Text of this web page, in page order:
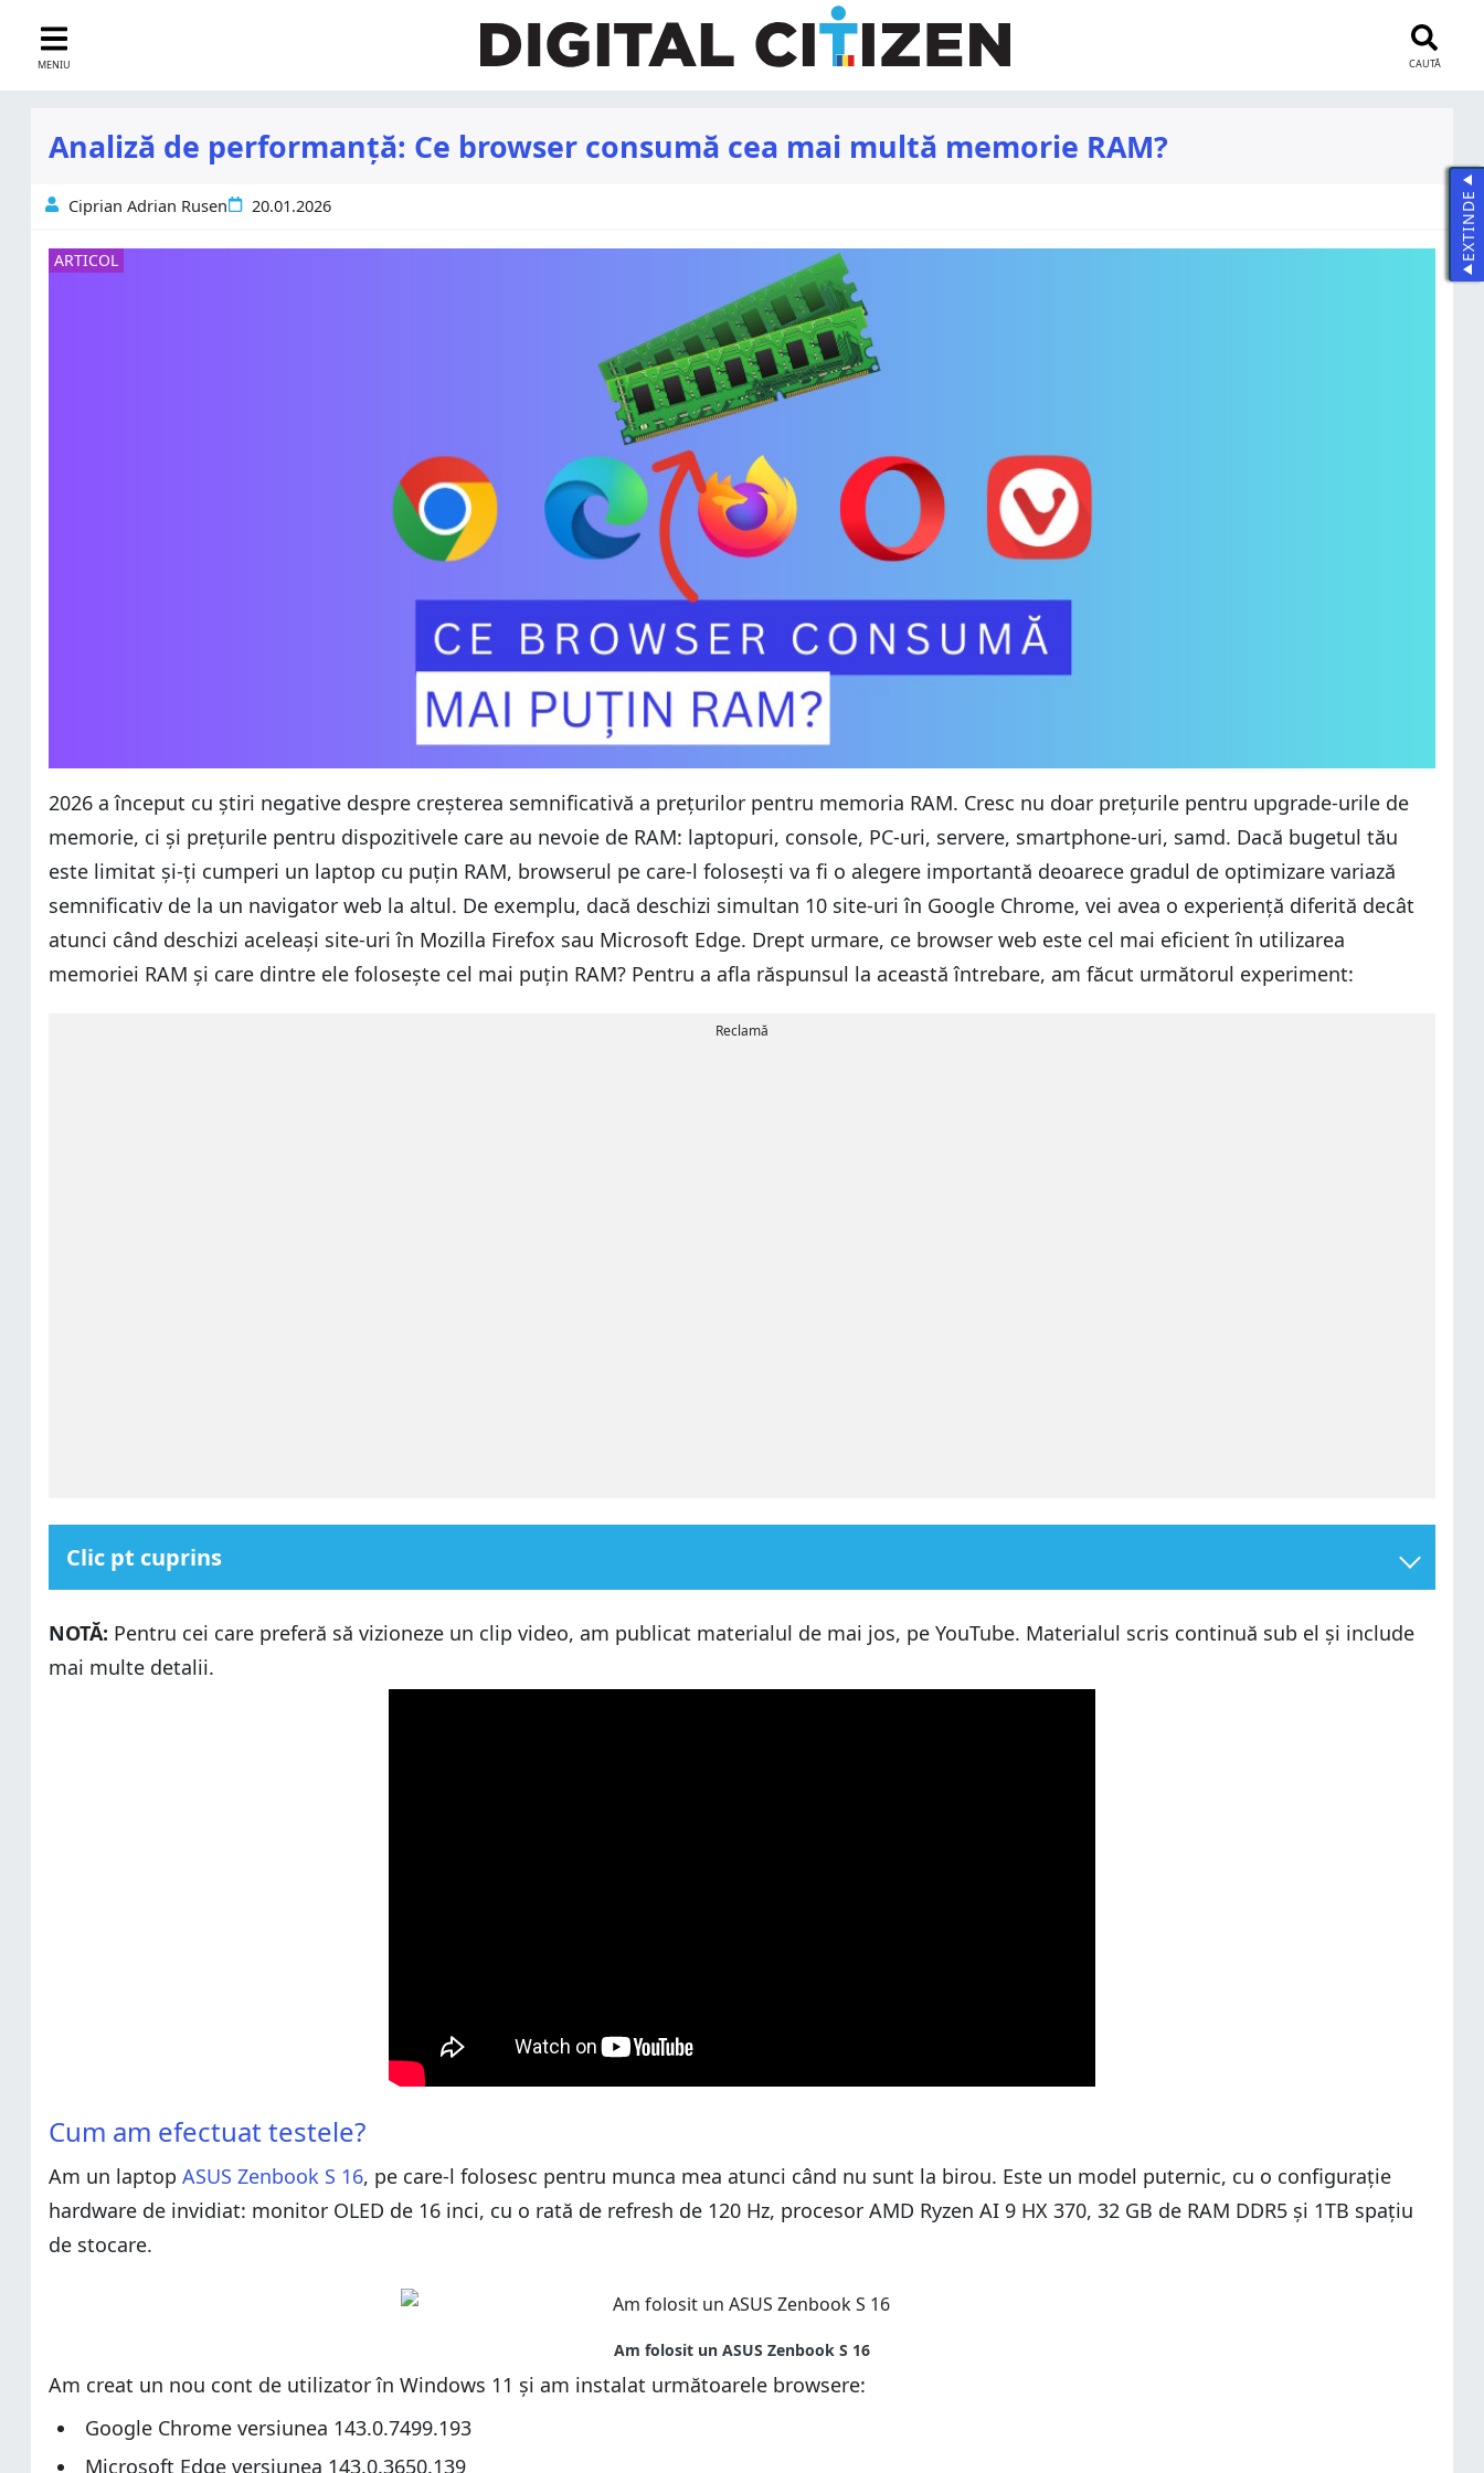
MENIU CAUTĂ
Analiză de performanță: Ce browser consumă cea mai multă memorie RAM?
Ciprian Adrian Rusen 20.01.2026
ARTICOL
2026 a început cu știri negative despre creșterea semnificativă a prețurilor pentru memoria RAM. Cresc nu doar prețurile pentru upgrade-urile de
memorie, ci și prețurile pentru dispozitivele care au nevoie de RAM: laptopuri, console, PC-uri, servere, smartphone-uri, samd. Dacă bugetul tău
este limitat și-ți cumperi un laptop cu puțin RAM, browserul pe care-l folosești va fi o alegere importantă deoarece gradul de optimizare variază
semnificativ de la un navigator web la altul. De exemplu, dacă deschizi simultan 10 site-uri în Google Chrome, vei avea o experiență diferită decât
atunci când deschizi aceleași site-uri în Mozilla Firefox sau Microsoft Edge. Drept urmare, ce browser web este cel mai eficient în utilizarea
memoriei RAM și care dintre ele folosește cel mai puțin RAM? Pentru a afla răspunsul la această întrebare, am făcut următorul experiment:
Reclamă
Clic pt cuprins
Ce browser web folosește cea mai puțină memorie RAM?
Ce browser web preferi să folosești?
NOTĂ: Pentru cei care preferă să vizioneze un clip video, am publicat materialul de mai jos, pe YouTube. Materialul scris continuă sub el și include
mai multe detalii.
Ce browser web folosește cea mai puțină memorie RAM?
Ce browser web preferi să folosești?
Cum am efectuat testele?
Am un laptop ASUS Zenbook S 16, pe care-l folosesc pentru munca mea atunci când nu sunt la birou. Este un model puternic, cu o configurație
hardware de invidiat: monitor OLED de 16 inci, cu o rată de refresh de 120 Hz, procesor AMD Ryzen AI 9 HX 370, 32 GB de RAM DDR5 și 1TB spațiu
de stocare.
Am creat un nou cont de utilizator în Windows 11 și am instalat următoarele browsere:
Google Chrome versiunea 143.0.7499.193
Microsoft Edge versiunea 143.0.3650.139
EXTINDE